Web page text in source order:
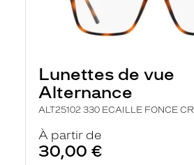
Lunettes de vue
Alternance
ALT25102 330 ECAILLE FONCE CR
À partir de
30,00 €